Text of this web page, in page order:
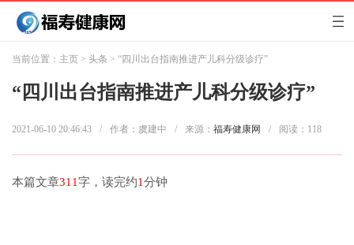
当前位置： 主页 > 头条 > “四川出台指南推进产儿科分级诊疗”
“四川出台指南推进产儿科分级诊疗”
2021-06-10 20:46:43 / 作者：虞建中 / 来源： 福寿健康网 / 阅读： 118
本篇文章311字，读完约1分钟